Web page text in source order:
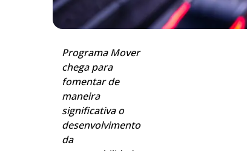
Programa Mover
chega para
fomentar de
maneira
significativa o
desenvolvimento
da